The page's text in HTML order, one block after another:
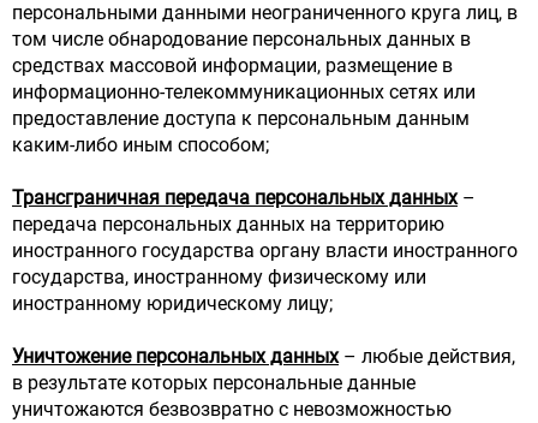
персональными данными неограниченного круга лиц, в
том числе обнародование персональных данных в
средствах массовой информации, размещение в
информационно-телекоммуникационных сетях или
предоставление доступа к персональным данным
каким-либо иным способом;
Трансграничная передача персональных данных –
передача персональных данных на территорию
иностранного государства органу власти иностранного
государства, иностранному физическому или
иностранному юридическому лицу;
Уничтожение персональных данных – любые действия,
в результате которых персональные данные
уничтожаются безвозвратно с невозможностью